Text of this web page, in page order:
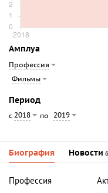
Амплуа
Профессия
Фильмы
Период
с 2018 по 2019
Биография Новости 6
Профессия